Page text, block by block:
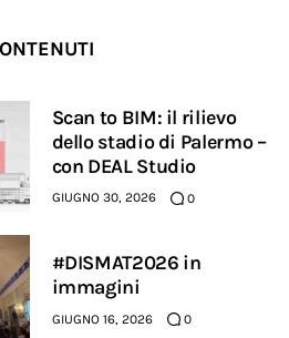
Scan to BIM: il rilievo
dello stadio di Palermo –
con DEAL Studio
GIUGNO 30, 2026 0
#DISMAT2026 in
immagini
GIUGNO 16, 2026 0